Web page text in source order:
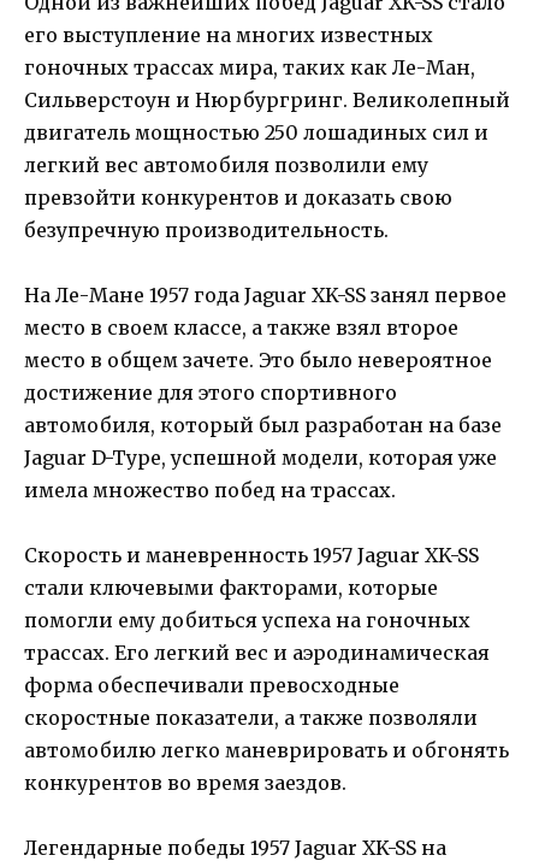
его выступление на многих известных
гоночных трассах мира, таких как Ле-Ман,
Сильверстоун и Нюрбургринг. Великолепный
двигатель мощностью 250 лошадиных сил и
легкий вес автомобиля позволили ему
превзойти конкурентов и доказать свою
безупречную производительность.
На Ле-Мане 1957 года Jaguar XK-SS занял первое
место в своем классе, а также взял второе
место в общем зачете. Это было невероятное
достижение для этого спортивного
автомобиля, который был разработан на базе
Jaguar D-Type, успешной модели, которая уже
имела множество побед на трассах.
Скорость и маневренность 1957 Jaguar XK-SS
стали ключевыми факторами, которые
помогли ему добиться успеха на гоночных
трассах. Его легкий вес и аэродинамическая
форма обеспечивали превосходные
скоростные показатели, а также позволяли
автомобилю легко маневрировать и обгонять
конкурентов во время заездов.
Легендарные победы 1957 Jaguar XK-SS на